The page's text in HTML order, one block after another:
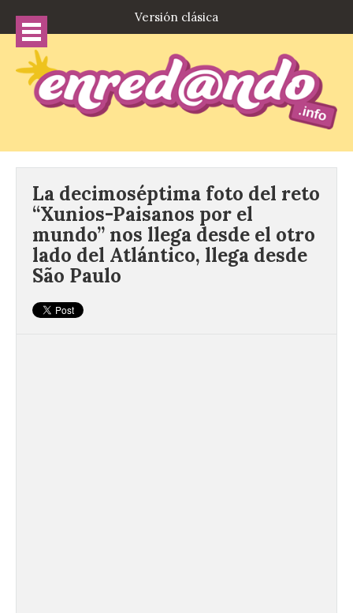
Versión clásica
La decimoséptima foto del reto
“Xunios-Paisanos por el
mundo” nos llega desde el otro
lado del Atlántico, llega desde
São Paulo